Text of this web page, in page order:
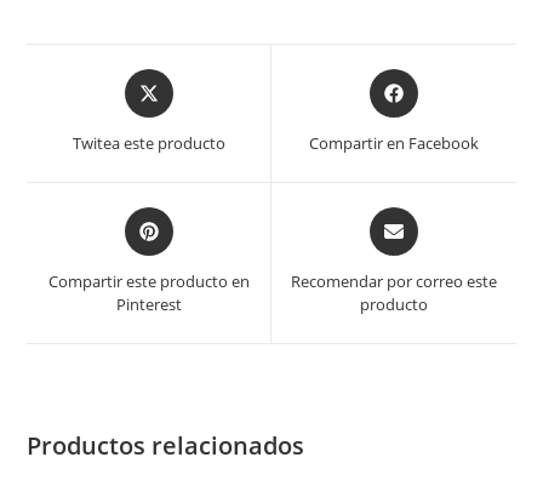
Opens
in
new
Twitea este producto
Opens
in
new
Compartir en Facebook
Opens
in
new
Compartir este producto en
Pinterest
Opens
in
new
Recomendar por correo este
producto
Productos relacionados